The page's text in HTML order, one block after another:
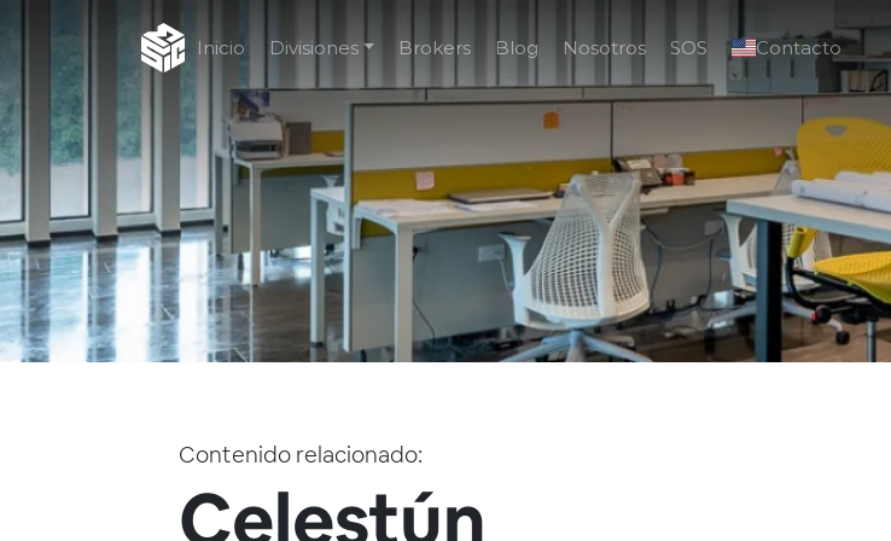
Inicio Divisiones Brokers Blog Nosotros SOS Contacto
Contenido relacionado:
Celestún